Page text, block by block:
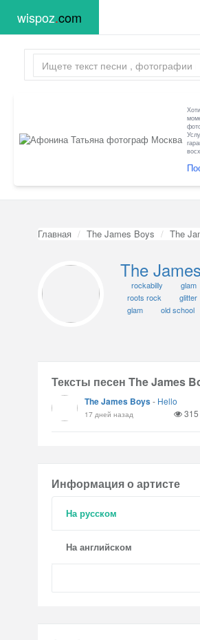
wispoz.com
Главная The James Boys The
The
rockabilly glam
roots rock
glitter
glam
old school
Тексты песен The James
The James Boys- Hello
17 дней назад 315
Информация о артисте
На русском
На английском